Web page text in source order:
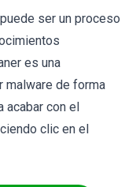
ser un proceso
es una
malware de forma
con el
clic en el